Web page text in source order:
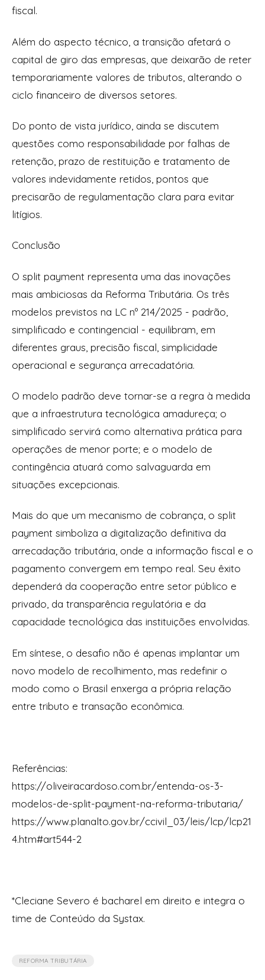
fiscal.
Além do aspecto técnico, a transição afetará o
capital de giro das empresas, que deixarão de reter
temporariamente valores de tributos, alterando o
ciclo financeiro de diversos setores.
Do ponto de vista jurídico, ainda se discutem
questões como responsabilidade por falhas de
retenção, prazo de restituição e tratamento de
valores indevidamente retidos, pontos que
precisarão de regulamentação clara para evitar
litígios.
Conclusão
O split payment representa uma das inovações
mais ambiciosas da Reforma Tributária. Os três
modelos previstos na LC nº 214/2025 - padrão,
simplificado e contingencial - equilibram, em
diferentes graus, precisão fiscal, simplicidade
operacional e segurança arrecadatória.
O modelo padrão deve tornar-se a regra à medida
que a infraestrutura tecnológica amadureça; o
simplificado servirá como alternativa prática para
operações de menor porte; e o modelo de
contingência atuará como salvaguarda em
situações excepcionais.
Mais do que um mecanismo de cobrança, o split
payment simboliza a digitalização definitiva da
arrecadação tributária, onde a informação fiscal e o
pagamento convergem em tempo real. Seu êxito
dependerá da cooperação entre setor público e
privado, da transparência regulatória e da
capacidade tecnológica das instituições envolvidas.
Em síntese, o desafio não é apenas implantar um
novo modelo de recolhimento, mas redefinir o
modo como o Brasil enxerga a própria relação
entre tributo e transação econômica.
Referências:
https://oliveiracardoso.com.br/entenda-os-3-
modelos-de-split-payment-na-reforma-tributaria/
https://www.planalto.gov.br/ccivil_03/leis/lcp/lcp21
4.htm#art544-2
*Cleciane Severo é bacharel em direito e integra o
time de Conteúdo da Systax.
REFORMA TRIBUTÁRIA